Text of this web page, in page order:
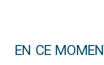
EN CE